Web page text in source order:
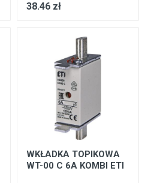
38.46 zł
WKŁADKA TOPIKOWA
WT-00 C 6A KOMBI ETI